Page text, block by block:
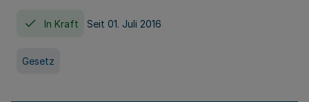
In Kraft Seit 01. Juli 2016
Gesetz